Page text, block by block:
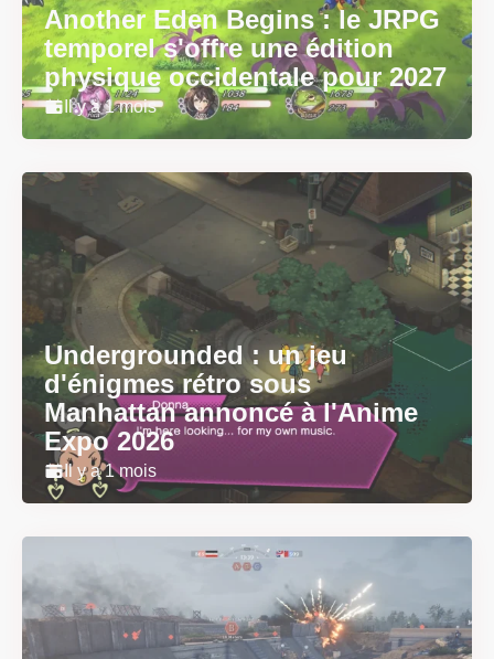
Another Eden Begins : le JRPG
temporel s'offre une édition
physique occidentale pour 2027
Il y a 1 mois
Undergrounded : un jeu
d'énigmes rétro sous
Manhattan annoncé à l'Anime
Expo 2026
Il y a 1 mois